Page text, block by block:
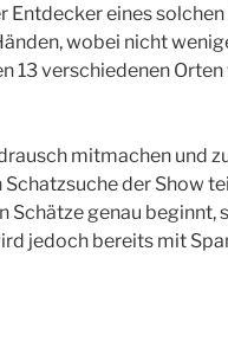
Entdecker eines
wobei nicht
13 verschiedenen
mitmachen und
der Show
Schätze genau beginnt,
jedoch bereits mit